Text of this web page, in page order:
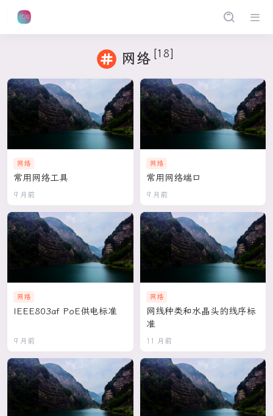
网络 [18]
网络
常用网络工具
9 月前
网络
常用网络端口
9 月前
网络
IEEE803af PoE供电标准
9 月前
网络
网线种类和水晶头的线序标
准
11 月前